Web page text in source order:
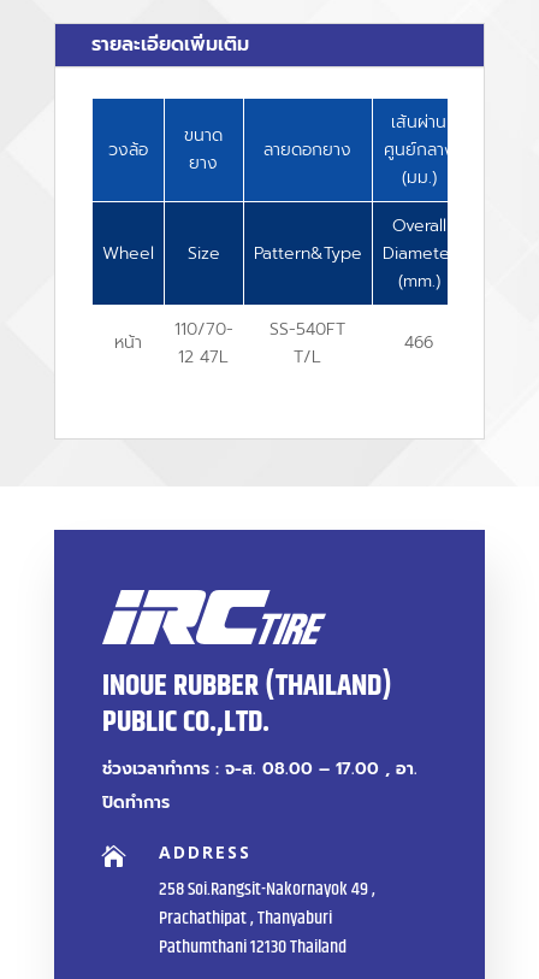
รายละเอียดเพิ่มเติม
วงล้อ
ขนาด
ยาง
ลายดอกยาง
เส้นผ่าน
ศูนย์กลาง
(มม.)
Wheel Size Pattern&Type
Overall
Diameter
(mm.)
หน้า
110/70-
12 47L
SS-540FT
T/L
466
INOUE RUBBER (THAILAND)
PUBLIC CO.,LTD.
ช่วงเวลาทำการ : จ-ส. 08.00 – 17.00 , อา.
ปิดทำการ
 ADDRESS
258 Soi.Rangsit-Nakornayok 49 ,
Prachathipat , Thanyaburi
Pathumthani 12130 Thailand